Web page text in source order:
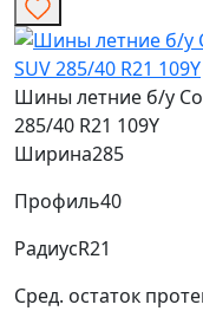
Шины летние б/у
285/40 R21 109Y
Ширина285
Профиль40
РадиусR21
Сред. остаток